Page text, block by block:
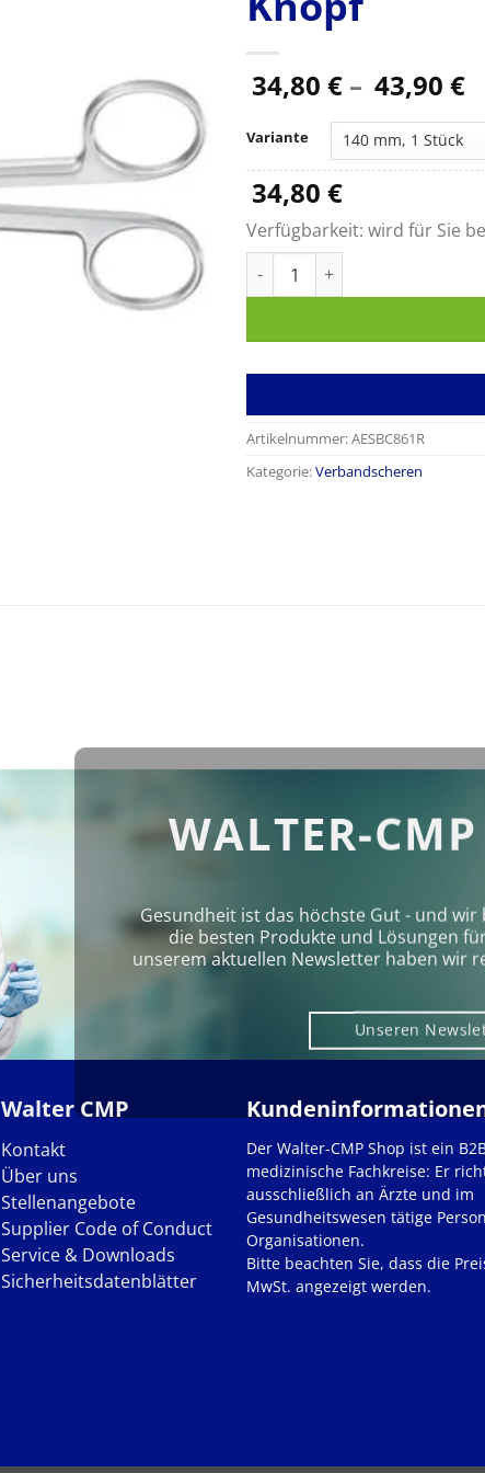
34,80 € – 43,90 €
Variante
34,80 €
Verfügbarkeit: wird für Sie
Artikelnummer:AESBC861R
Kategorie:Verbandscheren
WALTER-
Gesundheit ist das höchste Gut - und wir
die besten Produkte und Lösungen
unserem aktuellen Newsletter haben wir
Unseren
Walter CMP
Kontakt
Über uns
Stellenangebote
Supplier Code of Conduct
Service & Downloads
Sicherheitsdatenblätter
Der Walter-CMP Shop ist ein
medizinische Fachkreise: Er
ausschließlich an Ärzte und im
Gesundheitswesen tätige
Organisationen.
Bitte beachten Sie, dass die
MwSt. angezeigt werden.